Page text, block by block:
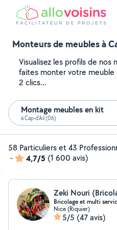
Monteurs de meubles à
Visualisez les profils de
faites monter votre meuble
2 clics...
Montage meubles en kit
à Cap-d'Ail (06)
58 Particuliers et 43
-
4,7/5 (1 600 avis)
Zeki Nouri
Bricolage et multi
Nice (Riquier)
5/5 (47 avis)